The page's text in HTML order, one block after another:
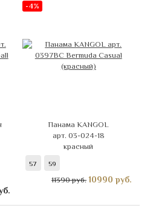
-4%
Панама KANGOL
арт. 03-024-18
красный
57 59
11390 руб. 10990 руб.